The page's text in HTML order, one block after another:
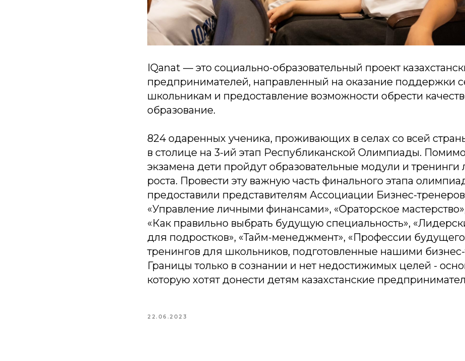
IQanat — это социально-образовательный проект
предпринимателей, направленный на оказание поддержки
школьникам и предоставление возможности обрести
образование.
824 одаренных ученика, проживающих в селах со всей
в столице на 3-ий этап Республиканской Олимпиады. Помимо
экзамена дети пройдут образовательные модули и тренинги
роста. Провести эту важную часть финального этапа
предоставили представителям Ассоциации Бизнес-
«Управление личными финансами», «Ораторское
«Как правильно выбрать будущую специальность»,
для подростков», «Тайм-менеджмент», «Профессии
тренингов для школьников, подготовленные нашими
Границы только в сознании и нет недостижимых целей -
которую хотят донести детям казахстанские
22.06.2023